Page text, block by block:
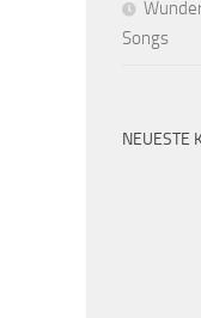
Songs
NEUESTE